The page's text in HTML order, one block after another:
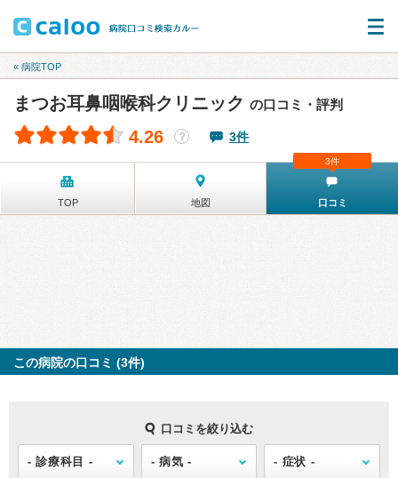
« 病院TOP
まつお耳鼻咽喉科クリニック の口コミ・評判
4.26 ？ 3件
TOP 地図 口コミ
3件
この病院の口コミ (3件)
口コミを絞り込む